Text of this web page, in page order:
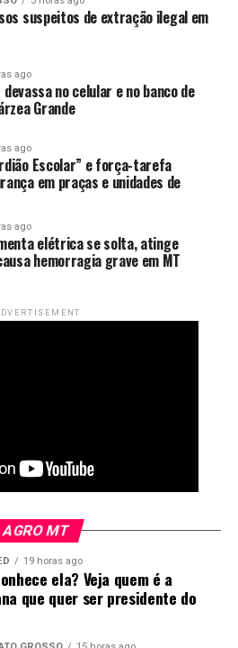
E32 e
adequação
de 32% de etanol anidro na
pelo CNPE por um
garante que a mudança não
traz impactos ao desempenho
estoques antigos sem punição
foi fixado um cronograma de
suspeitos de extração ilegal em
ago
no celular e no banco de
Grande
ago
Escolar” e força-tarefa
em praças e unidades de
ago
elétrica se solta, atinge
hemorragia grave em MT
AGRO MT
19 horas ago
ela? Veja quem é a
que quer ser presidente do